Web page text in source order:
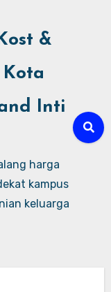
&
Inti
harga
kampus
keluarga